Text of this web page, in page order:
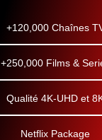
+120,000 Chaînes
+250,000 Films &
Qualité 4K-UHD et
Netflix Package